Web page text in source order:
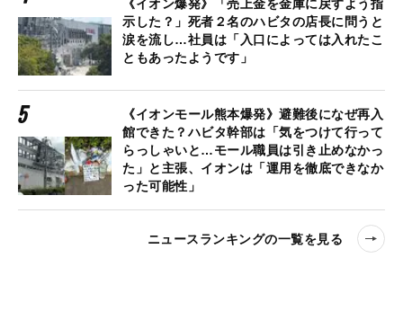
《イオン爆発》「売上金を金庫に戻すよう指
示した？」死者２名のハビタの店長に問うと
涙を流し…社員は「入口によっては入れたこ
ともあったようです」
《イオンモール熊本爆発》避難後になぜ再入
館できた？ハビタ幹部は「気をつけて行って
らっしゃいと…モール職員は引き止めなかっ
た」と主張、イオンは「運用を徹底できなか
った可能性」
ニュースランキングの一覧を見る